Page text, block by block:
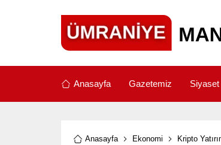
Anasayfa Gazetemiz Siyaset
Anasayfa Ekonomi Kripto